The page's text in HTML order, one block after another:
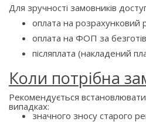
Для зручності замовників
оплата на
оплата на ФОП за
післяплата (накладений
Коли потрібна
Рекомендується
випадках:
значного зносу старого